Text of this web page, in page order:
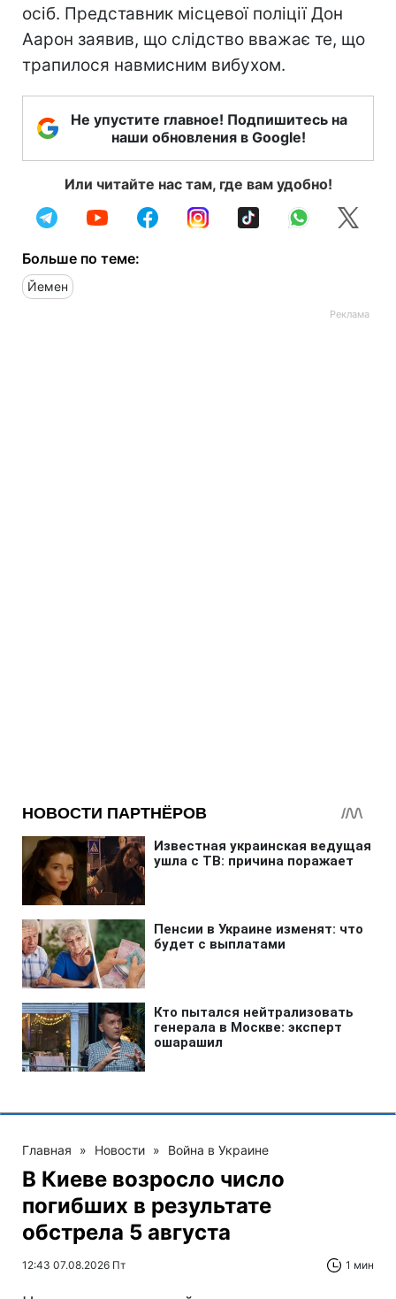
осіб. Представник місцевої поліції Дон
Аарон заявив, що слідство вважає те, що
трапилося навмисним вибухом.
Не упустите главное! Подпишитесь на
наши обновления в Google!
Или читайте нас там, где вам удобно!
Больше по теме:
Йемен
Главная » Новости » Война в Украине
В Киеве возросло число
погибших в результате
обстрела 5 августа
12:43 07.08.2026 Пт 1 мин